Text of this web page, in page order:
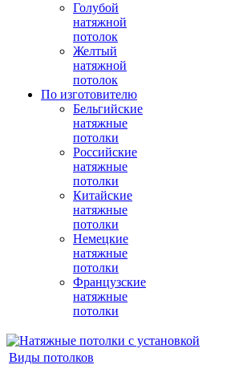
Голубой
натяжной
потолок
Желтый
натяжной
потолок
По изготовителю
Бельгийские
натяжные
потолки
Российские
натяжные
потолки
Китайские
натяжные
потолки
Немецкие
натяжные
потолки
Французские
натяжные
потолки
Виды потолков